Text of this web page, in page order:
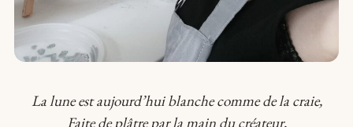
La lune est aujourd’hui blanche comme de la craie,
Faite de plâtre par la main du créateur,